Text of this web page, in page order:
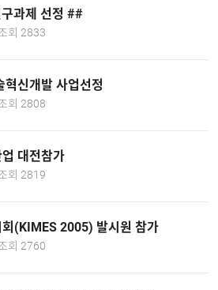
과제 선정 ##
조회 2833
신개발 사업선정
조회 2808
대전참가
조회 2819
(KIMES 2005) 발시원 참가
조회 2760